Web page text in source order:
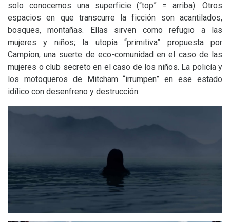
solo conocemos una superficie (“top” = arriba). Otros
espacios en que transcurre la ficción son acantilados,
bosques, montañas. Ellas sirven como refugio a las
mujeres y niños; la utopía “primitiva” propuesta por
Campion, una suerte de eco-comunidad en el caso de las
mujeres o club secreto en el caso de los niños. La policía y
los motoqueros de Mitcham “irrumpen” en ese estado
idílico con desenfreno y destrucción.